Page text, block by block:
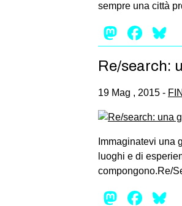
sempre una città
Re/search:
19 Mag , 2015 -
Immaginatevi una
luoghi e di
compongono.Re/